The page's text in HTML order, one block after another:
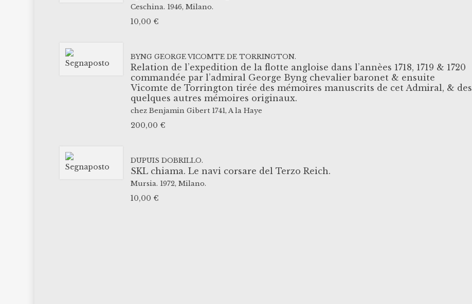
Ceschina. 1946, Milano.
10,00 €
BYNG GEORGE VICOMTE DE TORRINGTON.
Relation de l’expedition de la flotte angloise dans l’annèes 1718, 1719 & 1720
commandée par l’admiral George Byng chevalier baronet & ensuite
Vicomte de Torrington tirée des mémoires manuscrits de cet Admiral, & des
quelques autres mémoires originaux.
chez Benjamin Gibert1741, A la Haye
200,00 €
DUPUIS DOBRILLO.
SKL chiama. Le navi corsare del Terzo Reich.
Mursia. 1972, Milano.
10,00 €